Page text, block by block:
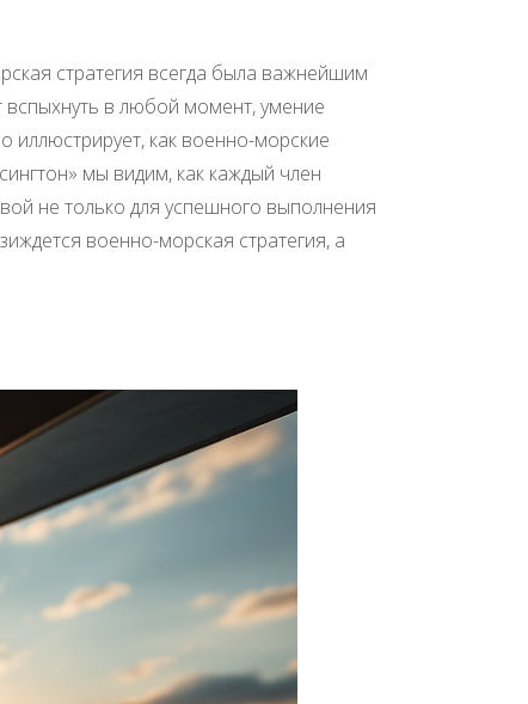
стратегия всегда была важнейшим
в любой момент, умение
иллюстрирует, как военно-морские
мы видим, как каждый член
не только для успешного выполнения
военно-морская стратегия, а